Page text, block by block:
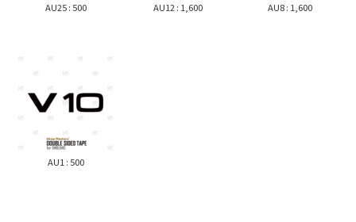
AU25 : 500 AU12 : 1,600 AU8 : 1,600
AU1 : 500